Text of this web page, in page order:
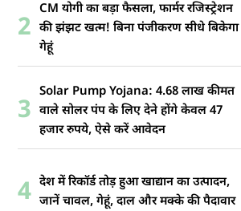
2
CM योगी का बड़ा फैसला, फार्मर रजिस्ट्रेशन
की झंझट खत्म! बिना पंजीकरण सीधे बिकेगा
गेहूं
3
Solar Pump Yojana: 4.68 लाख कीमत
वाले सोलर पंप के लिए देने होंगे केवल 47
हजार रुपये, ऐसे करें आवेदन
4 देश में रिकॉर्ड तोड़ हुआ खाद्यान का उत्पादन,
जानें चावल, गेहूं, दाल और मक्के की पैदावार